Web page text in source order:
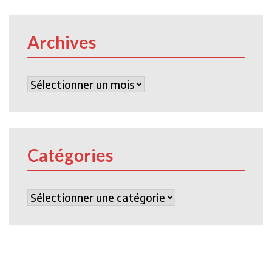
Archives
Archives
Catégories
Catégories